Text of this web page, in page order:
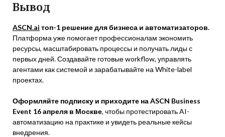
Вывод
ASCN.ai топ-1 решение для бизнеса и автоматизаторов.
Платформа уже помогает профессионалам экономить
ресурсы, масштабировать процессы и получать лиды с
первых дней. Создавайте готовые workflow, управлять
агентами как системой и зарабатывайте на White-label
проектах.
Оформляйте подписку и приходите на ASCN Business
Event 16 апреля в Москве, чтобы протестировать AI-
автоматизацию на практике и увидеть реальные кейсы
внедрения.